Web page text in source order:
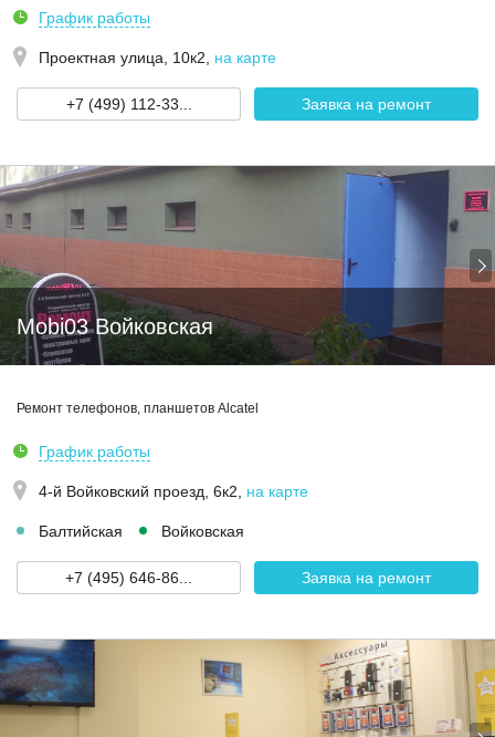
График работы
Проектная улица, 10к2 на карте
+7 (499) 112-33... Заявка на ремонт
Mobi03 Войковская
Ремонт телефонов, планшетов Alcatel
График работы
4-й Войковский проезд, 6к2 на карте
Балтийская Войковская
+7 (495) 646-86... Заявка на ремонт